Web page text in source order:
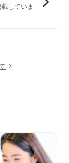
していま